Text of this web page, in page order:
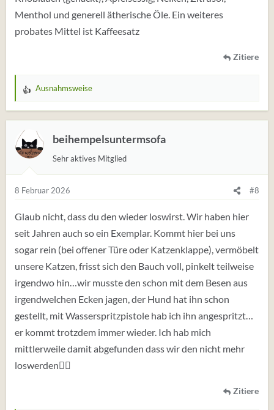
Menthol und generell ätherische Öle. Ein weiteres
probates Mittel ist Kaffeesatz
Zitiere
W
r
t
u
n
e
n
:
Ausnahmsweise
beihempelsuntermsofa
Sehr aktives Mitglied
8 Februar 2026 #8
Glaub nicht, dass du den wieder loswirst. Wir haben hier
seit Jahren auch so ein Exemplar. Kommt hier bei uns
sogar rein (bei offener Türe oder Katzenklappe), vermöbelt
unsere Katzen, frisst sich den Bauch voll, pinkelt teilweise
irgendwo hin…wir musste den schon mit dem Besen aus
irgendwelchen Ecken jagen, der Hund hat ihn schon
gestellt, mit Wasserspritzpistole hab ich ihn angespritzt…
er kommt trotzdem immer wieder. Ich hab mich
mittlerweile damit abgefunden dass wir den nicht mehr
loswerden🤷‍♀️
Zitiere